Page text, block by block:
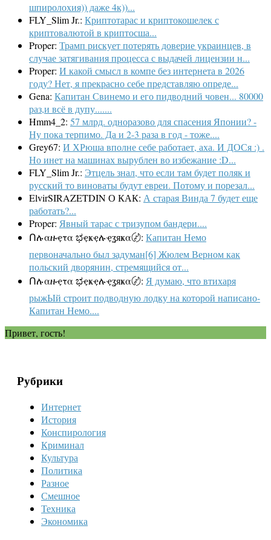
шпиролохия)) даже 4к))...
FLY_Slim Jr.: Криптотарас и криптокошелек с
криптовалютой в криптосша...
Proper: Трамп рискует потерять доверие украинцев, в
случае затягивания процесса с выдачей лицензии н...
Proper: И какой смысл в компе без интернета в 2026
году? Нет, я прекрасно себе представляю опреде...
Gena: Капитан Свинемо и его пидводний човен... 80000
раз,и всё в дупу.......
Hmm4_2: 57 млрд. одноразово для спасения Японии? -
Ну пока терпимо. Да и 2-3 раза в год - тоже....
Grey67: И ХРюша вполне себе работает, аха. И ДОСя :) .
Но инет на машинах вырублен во избежание :D...
FLY_Slim Jr.: Этцель знал, что если там будет поляк и
русский то виноваты будут евреи. Потому и порезал...
ElvirSIRAZETDIN О КАК: А старая Винда 7 будет еще
работать?...
Proper: Явный тарас с тризупом бандери....
Ոሉαዙҿτα ಭҿҝҿሉҿʓяҝα〄: Капитан Немо
первоначально был задуман[6] Жюлем Верном как
польский дворянин, стремящийся от...
Ոሉαዙҿτα ಭҿҝҿሉҿʓяҝα〄: Я думаю, что втихаря
рыжЫй строит подводную лодку на которой написано-
Капитан Немо....
Привет, гость!
Рубрики
Интернет
История
Конспирология
Криминал
Культура
Политика
Разное
Смешное
Техника
Экономика